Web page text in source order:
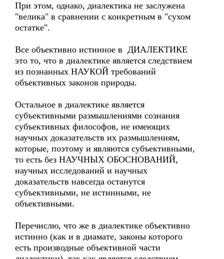
При этом, однако, диалектика не заслужена
"велика" в сравнении с конкретным в "сухом
остатке".
Все объективно истинное в ДИАЛЕКТИКЕ
это то, что в диалектике является следствием
из познанных НАУКОЙ требований
объективных законов природы.
Остальное в диалектике является
субъективными размышлениями сознания
субъективных философов, не имеющих
научных доказательств их размышлениям,
которые, поэтому и являются субъективными,
то есть без НАУЧНЫХ ОБОСНОВАНИЙ,
научных исследований и научных
доказательств навсегда останутся
субъективными, не истинными, не
объективными.
Перечислю, что же в диалектике объективно
истинно (как и в диамате, законы которого
есть производные объективной части